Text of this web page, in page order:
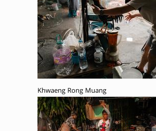
Khwaeng Rong Muang